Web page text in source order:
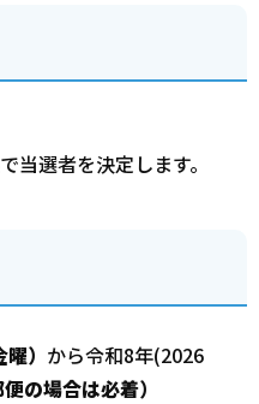
選者を決定します。
） から令和8年(2026
便の場合は必着）